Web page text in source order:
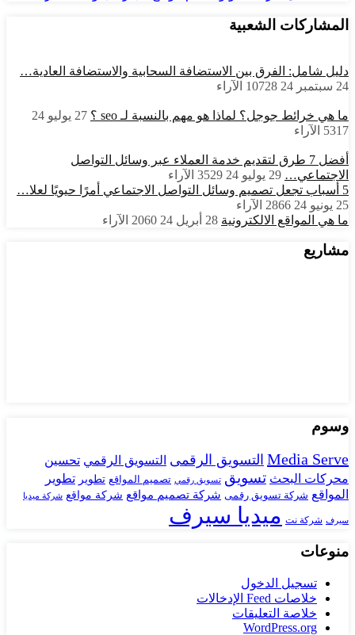
المشاركات الشعبية
دليل شامل: الفرق بين الاستضافة السحابية والاستضافة العادية…
24 سبتمبر 24
10728 الآراء
ما هي خرائط جوجل؟ لماذا هو مهم بالنسبة لـ seo ؟
27 يوليو 24
5317 الآراء
أفضل 7 طرق لتقديم خدمة العملاء عبر وسائل التواصل
الاجتماعي… 29 يوليو 24 3529 الآراء
5 أسباب تجعل تصميم وسائل التواصل الاجتماعي أمرًا حيويًا لعلا…
25 يونيو 24
2866 الآراء
ما هي المواقع الالكترونية 28 أبريل 24 2060 الآراء
مشاريع
وسوم
Media Serve التسويق الرقمى التسويق الرقمي تحسين
محركات البحث تسويق تسويق رقمي تصميم المواقع تطوير تطوير
المواقع شركة تسويق رقمى شركة تصميم مواقع شركة مواقع شركة ميديا
سيرف شركة نت ميديا سيرف
منوعات
تسجيل الدخول
خلاصات Feed الإدخالات
خلاصة التعليقات
WordPress.org